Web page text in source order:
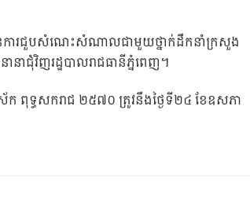
ការជួបសំណេះសំណាលជាមួយថ្នាក់ដឹកនាំក្រសួង
ានាជុំវិញរដ្ឋបាលរាជធានីភ្នំពេញ។
ឋស័ក ពុទ្ធសករាជ ២៥៧០ ត្រូវនឹងថ្ងៃទី២៤ ខែឧសភា